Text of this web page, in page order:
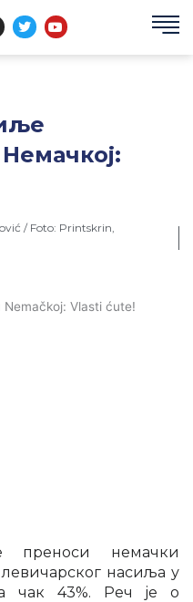
T
w
t
Y
o
t
/ Foto: Printskrin,
преноси немачки
насиља у
чак 43%. Реч је о